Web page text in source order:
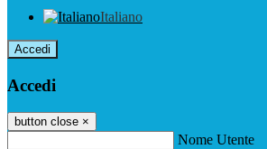
Italiano
Accedi
Accedi
button close ×
Nome Utente